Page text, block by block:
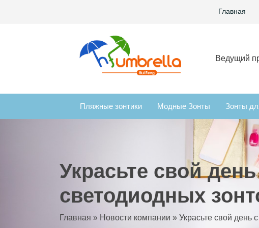
Главная
Ведущий
Пляжные зонтики Модные Зонты Зонты
Украсьте свой
светодиодных
Главная » Новости компании » Украсьте свой